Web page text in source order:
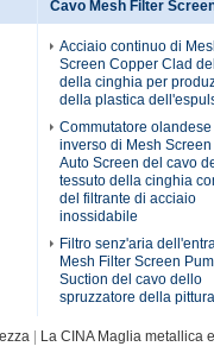
Cavo Mesh Filter
Acciaio continuo di
Screen Copper Clad
della cinghia per
della plastica
Commutatore olandese
inverso di Mesh Screen
Auto Screen del cavo
tessuto della cinghia
del filtrante di acciaio
inossidabile
Filtro senz'aria
Mesh Filter Screen
Suction del cavo dello
spruzzatore della pittura
La CINA Maglia metallica